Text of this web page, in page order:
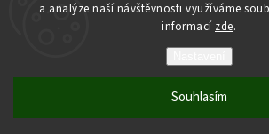
a analýze naší návštěvnosti využíváme
informací zde.
Souhlasím